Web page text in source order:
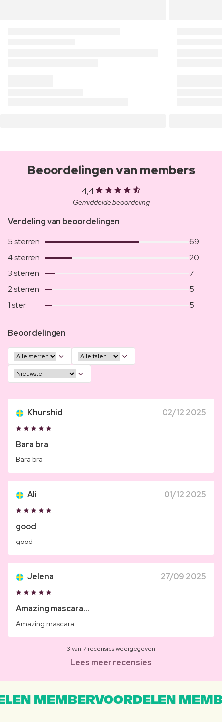
Beoordelingen van members
4,4
Gemiddelde beoordeling
Verdeling van beoordelingen
5 sterren
69
4 sterren
20
3 sterren
7
2 sterren
5
1 ster
5
Beoordelingen
Khurshid 02/12 2025
Bara bra
Bara bra
Ali 01/12 2025
good
good
Jelena 27/09 2025
Amazing mascara...
Amazing mascara
3 van 7 recensies weergegeven
Lees meer recensies
MEMBERVOORDELEN